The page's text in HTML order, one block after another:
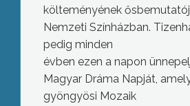
költeményének
Nemzeti Színházban.
pedig minden
évben ezen a napon
Magyar Dráma Napját,
gyöngyösi Mozaik